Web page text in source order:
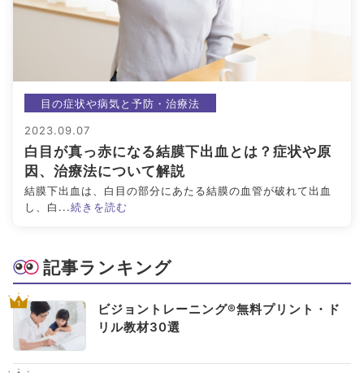
#サンシャインメガネ #目のかすみ
#目が痛い #ブルーライト
#ルテイン #コンタクトレンズ
#ビジョントレーニング #こどもの目の日
#ブルーベリーが目に良い理由 #目を鍛える方法
全てのキーワードを見る
検索
目の症状や病気と予防・治療法
2023.09.07
白目が真っ赤になる結膜下出血とは？症状や原
因、治療法について解説
結膜下出血は、白目の部分にあたる結膜の血管が破れて出血
し、白...続きを読む
記事ランキング
1
ビジョントレーニング®無料プリント・ド
リル教材30選